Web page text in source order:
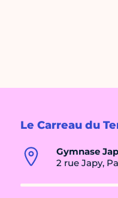
Le Carreau du
Gymnase
2 rue Japy,